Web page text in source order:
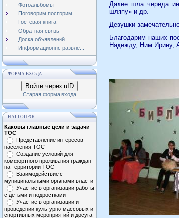
Фотоальбомы
Поговорим,поспорим
Гостевая книга
Обратная связь
Доска объявлений
Информационно-развле...
ФОРМА ВХОДА
Войти через uID
Старая форма входа
НАШ ОПРОС
Каковы главные цели и задачи
ТОС
Представление интересов
населения ТОС
Создание условий для
комфортного проживания граждан
на территории ТОС
Взаимодействие с
муниципальными органами власти
Участие в организации работы
с детьми и подростками
Участие в организации и
проведении культурно-массовых и
спортивных мероприятий и досуга
Далее шла череда
шляпу» и др.
Девушки
Благодарим наших
Надежду, Ним Ирину,